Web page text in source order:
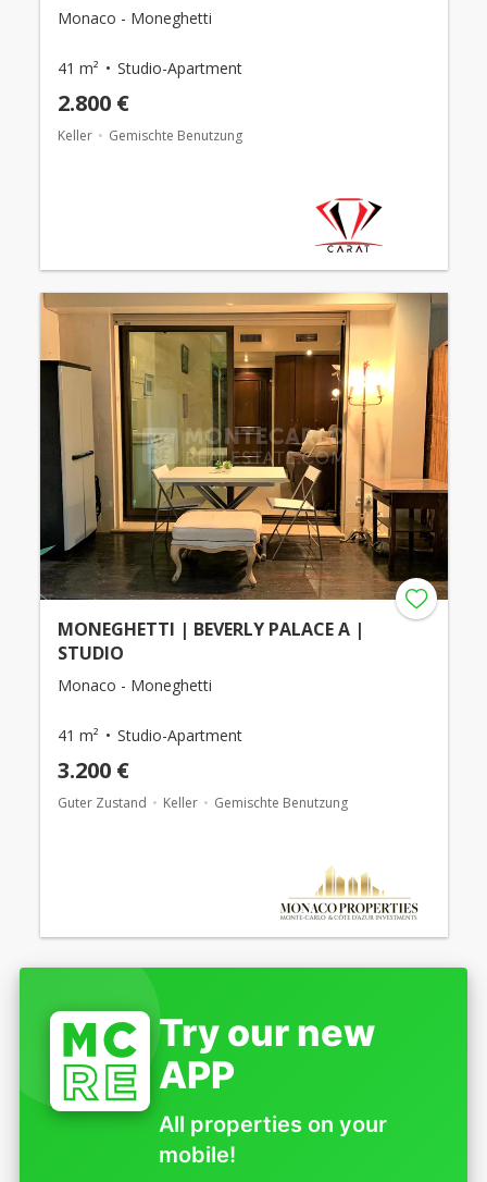
Monaco - Moneghetti
41 m² Studio-Apartment
2.800 €
Keller Gemischte Benutzung
MONEGHETTI | BEVERLY PALACE A |
STUDIO
Monaco - Moneghetti
41 m² Studio-Apartment
3.200 €
Guter Zustand Keller Gemischte Benutzung
Try our new
APP
All properties on your
mobile!